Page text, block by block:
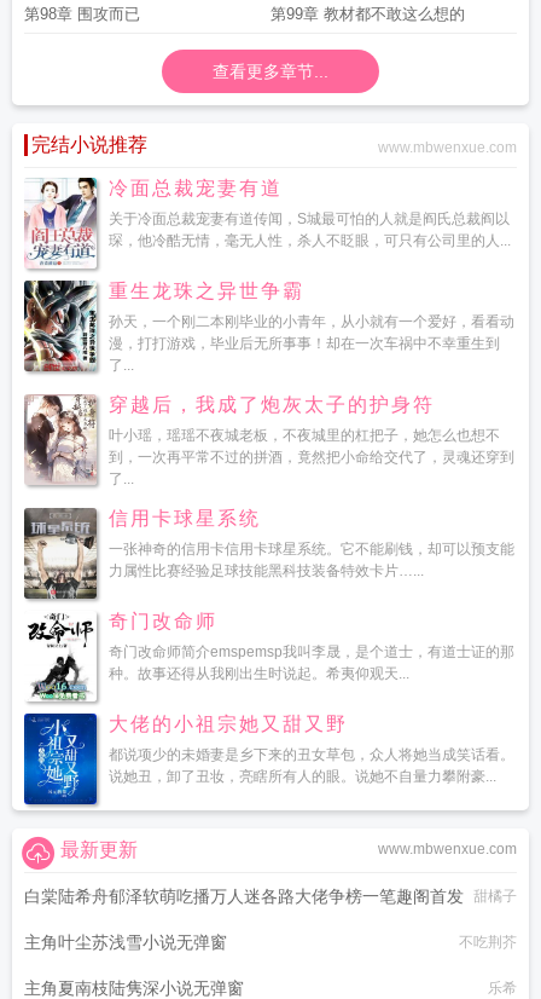
第98章 围攻而已 第99章 教材都不敢这么想的
查看更多章节...
完结小说推荐 www.mbwenxue.com
冷面总裁宠妻有道
关于冷面总裁宠妻有道传闻，S城最可怕的人就是阎氏总裁阎以
琛，他冷酷无情，毫无人性，杀人不眨眼，可只有公司里的人...
重生龙珠之异世争霸
孙天，一个刚二本刚毕业的小青年，从小就有一个爱好，看看动
漫，打打游戏，毕业后无所事事！却在一次车祸中不幸重生到
了...
穿越后，我成了炮灰太子的护身符
叶小瑶，瑶瑶不夜城老板，不夜城里的杠把子，她怎么也想不
到，一次再平常不过的拼酒，竟然把小命给交代了，灵魂还穿到
了...
信用卡球星系统
一张神奇的信用卡信用卡球星系统。它不能刷钱，却可以预支能
力属性比赛经验足球技能黑科技装备特效卡片…...
奇门改命师
奇门改命师简介emspemsp我叫李晟，是个道士，有道士证的那
种。故事还得从我刚出生时说起。希夷仰观天...
大佬的小祖宗她又甜又野
都说项少的未婚妻是乡下来的丑女草包，众人将她当成笑话看。
说她丑，卸了丑妆，亮瞎所有人的眼。说她不自量力攀附豪...
www.mbwenxue.com
最新更新
白棠陆希舟郁泽软萌吃播万人迷各路大佬争榜一笔趣阁首发 甜橘子
主角叶尘苏浅雪小说无弹窗 不吃荆芥
主角夏南枝陆隽深小说无弹窗 乐希